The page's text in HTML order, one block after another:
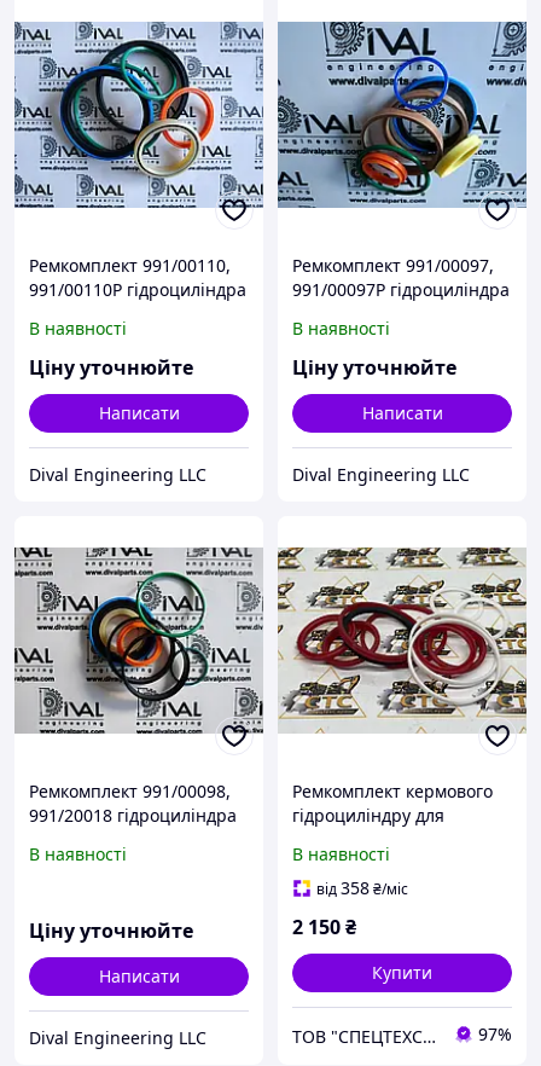
Ремкомплект 991/00110,
991/00110P гідроциліндра
телескопічного
навантажувача й
екскаватора
навантажувача JCB
В наявності
Ціну уточнюйте
Написати
Dival Engineering LLC
Ремкомплект 991/00097,
991/00097P гідроциліндра
навантажувача й
екскаватора
навантажувача JCB
В наявності
Ціну уточнюйте
Написати
Dival Engineering LLC
Ремкомплект 991/00098,
991/20018 гідроциліндра
телескопічного
навантажувача JCB
В наявності
Ціну уточнюйте
Написати
Dival Engineering LLC
Ремкомплект кермового
гідроциліндру для
навантажувача JCB 75x42
номер 448/17201
В наявності
від358₴/міс
2 150₴
Купити
ТОВ "СПЕЦТЕХСЕРВИС+" 97%